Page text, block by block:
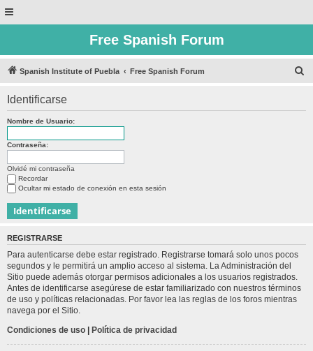
Free Spanish Forum
Spanish Institute of Puebla Free Spanish Forum
Identificarse
Nombre de Usuario:
Contraseña:
Olvidé mi contraseña
Recordar
Ocultar mi estado de conexión en esta sesión
REGISTRARSE
Para autenticarse debe estar registrado. Registrarse tomará solo unos pocos
segundos y le permitirá un amplio acceso al sistema. La Administración del
Sitio puede además otorgar permisos adicionales a los usuarios registrados.
Antes de identificarse asegúrese de estar familiarizado con nuestros términos
de uso y políticas relacionadas. Por favor lea las reglas de los foros mientras
navega por el Sitio.
Condiciones de uso | Política de privacidad